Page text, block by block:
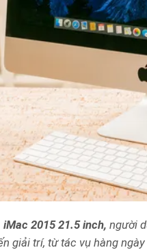
iMac 2015 21.5 inch, người
giải trí, từ tác vụ hàng